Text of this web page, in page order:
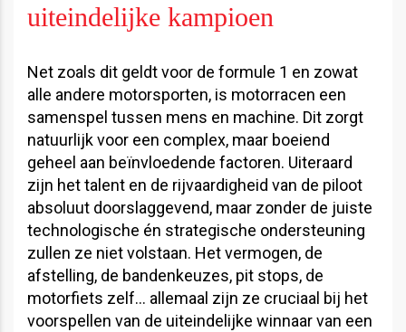
uiteindelijke kampioen
Net zoals dit geldt voor de formule 1 en zowat
alle andere motorsporten, is motorracen een
samenspel tussen mens en machine. Dit zorgt
natuurlijk voor een complex, maar boeiend
geheel aan beïnvloedende factoren. Uiteraard
zijn het talent en de rijvaardigheid van de piloot
absoluut doorslaggevend, maar zonder de juiste
technologische én strategische ondersteuning
zullen ze niet volstaan. Het vermogen, de
afstelling, de bandenkeuzes, pit stops, de
motorfiets zelf… allemaal zijn ze cruciaal bij het
voorspellen van de uiteindelijke winnaar van een